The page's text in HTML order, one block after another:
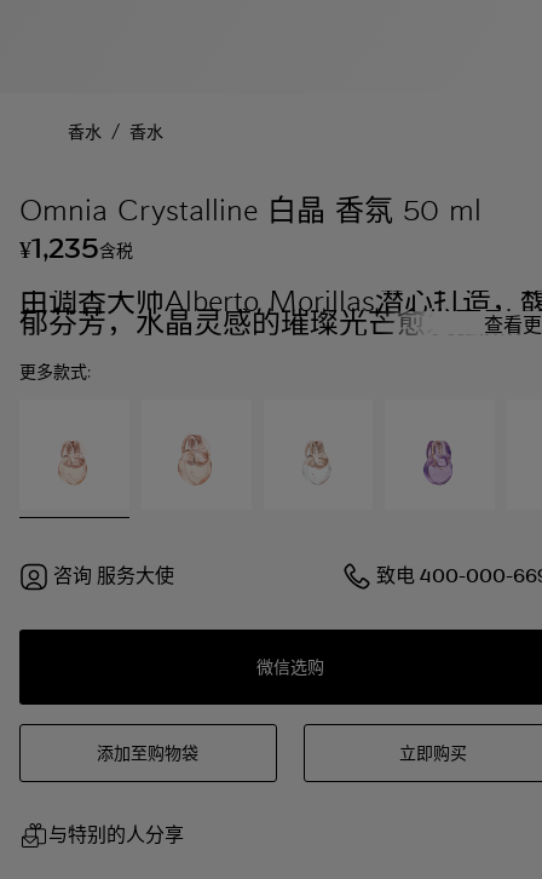
香水 / 香水
Omnia Crystalline 白晶 香氛 50 ml
¥1,235含税
由调香大师Alberto Morillas潜心打造，
郁芬芳，水晶灵感的璀璨光芒愈发强烈。
查看
更多款式:
咨询 服务大使 致电400-000-
微信选购
添加至购物袋 立即购买
与特别的人分享